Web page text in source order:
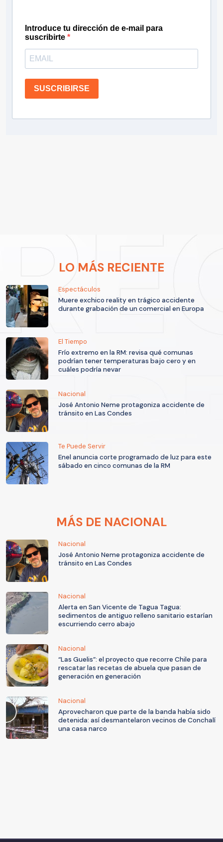
Introduce tu dirección de e-mail para
suscribirte
SUSCRIBIRSE
LO MÁS RECIENTE
Espectáculos
Muere exchico reality en trágico accidente
durante grabación de un comercial en Europa
El Tiempo
Frío extremo en la RM: revisa qué comunas
podrían tener temperaturas bajo cero y en
cuáles podría nevar
Nacional
José Antonio Neme protagoniza accidente de
tránsito en Las Condes
Te Puede Servir
Enel anuncia corte programado de luz para este
sábado en cinco comunas de la RM
MÁS DE NACIONAL
Nacional
José Antonio Neme protagoniza accidente de
tránsito en Las Condes
Nacional
Alerta en San Vicente de Tagua Tagua:
sedimentos de antiguo relleno sanitario estarían
escurriendo cerro abajo
Nacional
“Las Guelis”: el proyecto que recorre Chile para
rescatar las recetas de abuela que pasan de
generación en generación
Nacional
Aprovecharon que parte de la banda había sido
detenida: así desmantelaron vecinos de Conchalí
una casa narco